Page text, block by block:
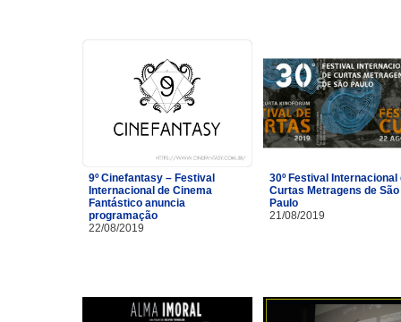
9º Cinefantasy – Festival
Internacional de Cinema
Fantástico anuncia
programação
22/08/2019
30º Festival Internacional
Curtas Metragens de São
Paulo
21/08/2019